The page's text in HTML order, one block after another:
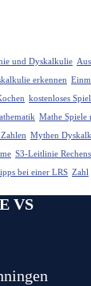
und Dyskalkulie
erkennen
kostenloses Spiel
Mathe Spiele
Mythen
S3-Leitlinie
bei einer LRS Zahl
VS